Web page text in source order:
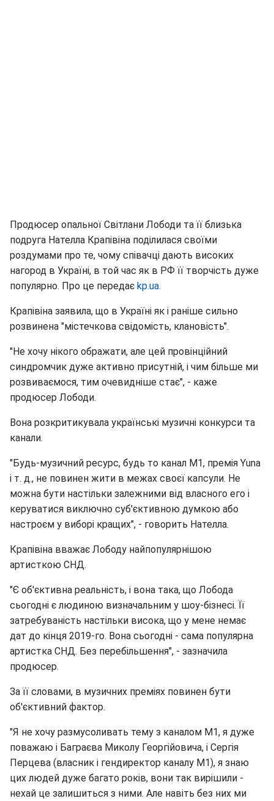
Продюсер опальної Світлани Лободи та її близька
подруга Нателла Крапівіна поділилася своїми
роздумами про те, чому співачці дають високих
нагород в Україні, в той час як в РФ її творчість дуже
популярно. Про це передає kp.ua.
Крапівіна заявила, що в Україні як і раніше сильно
розвинена "містечкова свідомість, клановість".
"Не хочу нікого ображати, але цей провінційний
синдромчик дуже активно присутній, і чим більше ми
розвиваємося, тим очевидніше стає", - каже
продюсер Лободи.
Вона розкритикувала українські музичні конкурси та
канали.
"Будь-музичний ресурс, будь то канал М1, премія Yuna
і т. д., не повинен жити в межах своєї капсули. Не
можна бути настільки залежними від власного его і
керуватися виключно суб'єктивною думкою або
настроєм у виборі кращих", - говорить Нателла.
Крапівіна вважає Лободу найпопулярнішою
артисткою СНД.
"Є об'єктивна реальність, і вона така, що Лобода
сьогодні є людиною визначальним у шоу-бізнесі. Її
затребуваність настільки висока, що у мене немає
дат до кінця 2019-го. Вона сьогодні - сама популярна
артистка СНД. Без перебільшення", - зазначила
продюсер.
За її словами, в музичних преміях повинен бути
об'єктивний фактор.
"Я не хочу размусоливать тему з каналом М1, я дуже
поважаю і Баграєва Миколу Георгійовича, і Сергія
Перцева (власник і гендиректор каналу М1), я знаю
цих людей дуже багато років, вони так вирішили -
нехай це залишиться з ними. Але навіть без них ми